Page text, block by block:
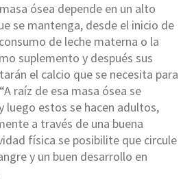
ósea depende en un alto
se mantenga, desde el inicio de
de leche materna o la
suplemento y después sus
el calcio que se necesita para
raíz de esa masa ósea se
luego estos se hacen adultos,
a través de una buena
física se posibilite que circule
y un buen desarrollo en